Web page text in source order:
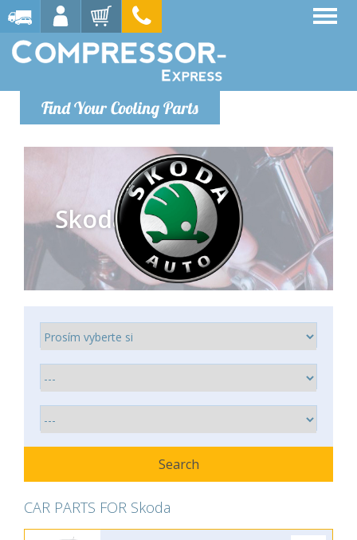
Find Your Cooling Parts
Skoda
CAR PARTS FOR Skoda